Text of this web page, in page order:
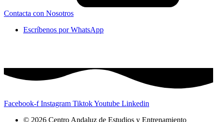
Contacta con Nosotros
Escríbenos por WhatsApp
Facebook-f Instagram TiktokYoutube Linkedin
© 2026 Centro Andaluz de Estudios y Entrenamiento